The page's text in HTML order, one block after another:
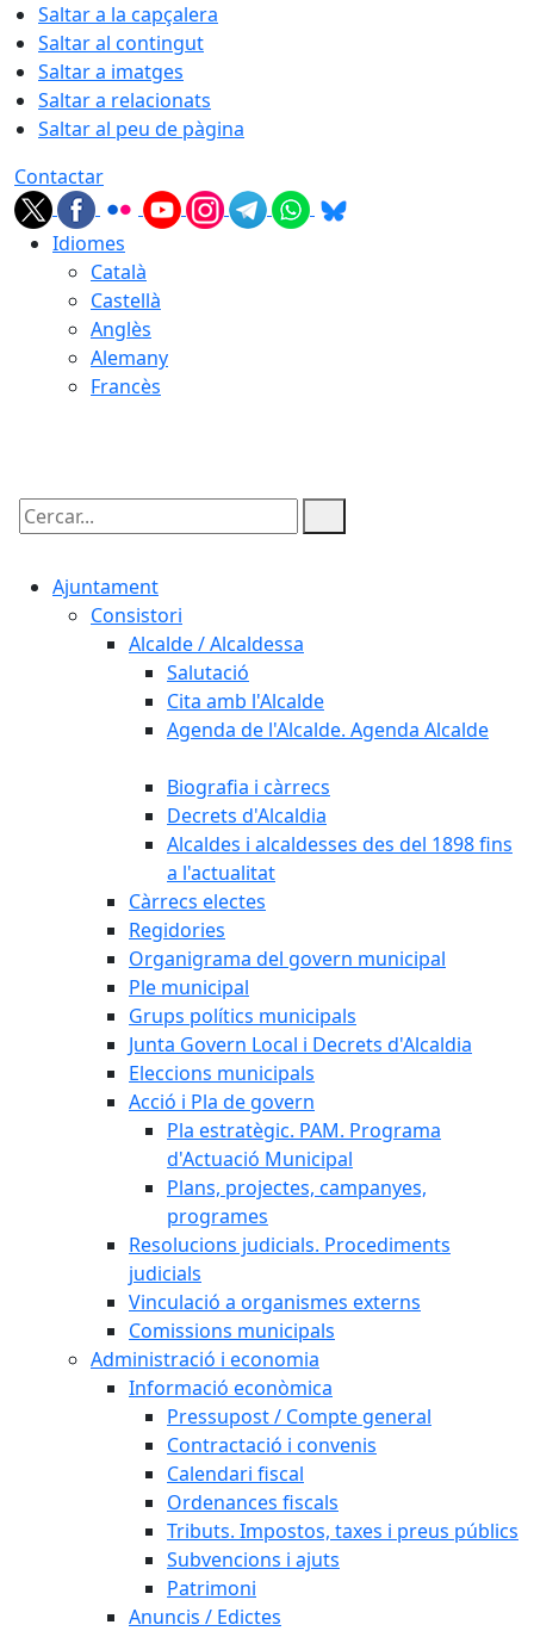
Saltar a la capçalera
Saltar al contingut
Saltar a imatges
Saltar a relacionats
Saltar al peu de pàgina
Contactar
Idiomes
Català
Castellà
Anglès
Alemany
Francès
Cercar:
Ajuntament
Consistori
Alcalde / Alcaldessa
Salutació
Cita amb l'Alcalde
Agenda de l'Alcalde. Agenda Alcalde
Biografia i càrrecs
Decrets d'Alcaldia
Alcaldes i alcaldesses des del 1898 fins
a l'actualitat
Càrrecs electes
Regidories
Organigrama del govern municipal
Ple municipal
Grups polítics municipals
Junta Govern Local i Decrets d'Alcaldia
Eleccions municipals
Acció i Pla de govern
Pla estratègic. PAM. Programa
d'Actuació Municipal
Plans, projectes, campanyes,
programes
Resolucions judicials. Procediments
judicials
Vinculació a organismes externs
Comissions municipals
Administració i economia
Informació econòmica
Pressupost / Compte general
Contractació i convenis
Calendari fiscal
Ordenances fiscals
Tributs. Impostos, taxes i preus públics
Subvencions i ajuts
Patrimoni
Anuncis / Edictes